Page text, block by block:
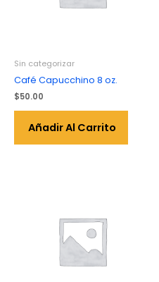
Sin categorizar
Café Capucchino 8 oz.
$50.00
Añadir Al Carrito